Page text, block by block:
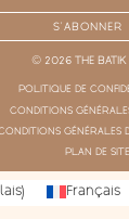
S'ABONNER
© 2026 THE BATIK
POLITIQUE DE
CONDITIONS
GÉNÉRALES
PLAN DE SITE
) Français